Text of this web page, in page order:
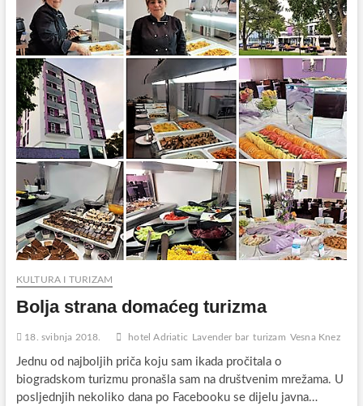
KULTURA I TURIZAM
Bolja strana domaćeg turizma
18. svibnja 2018. hotel Adriatic Lavender bar turizam Vesna Knez
Jednu od najboljih priča koju sam ikada pročitala o
biogradskom turizmu pronašla sam na društvenim mrežama. U
posljednjih nekoliko dana po Facebooku se dijelu javna…